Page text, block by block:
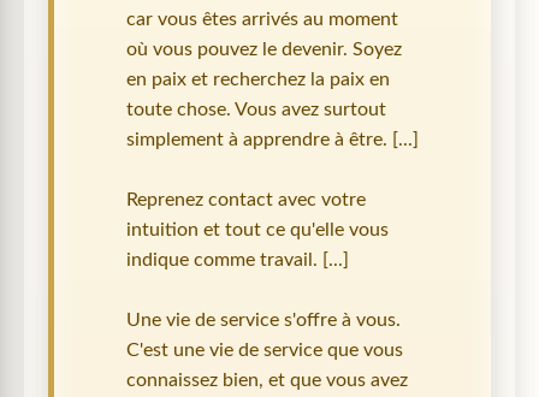
car vous êtes arrivés au moment
où vous pouvez le devenir. Soyez
en paix et recherchez la paix en
toute chose. Vous avez surtout
simplement à apprendre à être. [...]
Reprenez contact avec votre
intuition et tout ce qu'elle vous
indique comme travail. [...]
Une vie de service s'offre à vous.
C'est une vie de service que vous
connaissez bien, et que vous avez